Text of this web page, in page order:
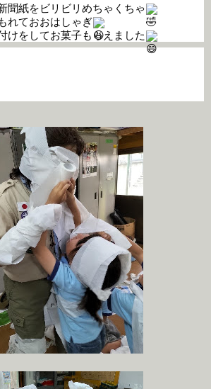
聞紙をビリビリめちゃくちゃ
れておおはしゃぎ
けをしてお菓子もらえました